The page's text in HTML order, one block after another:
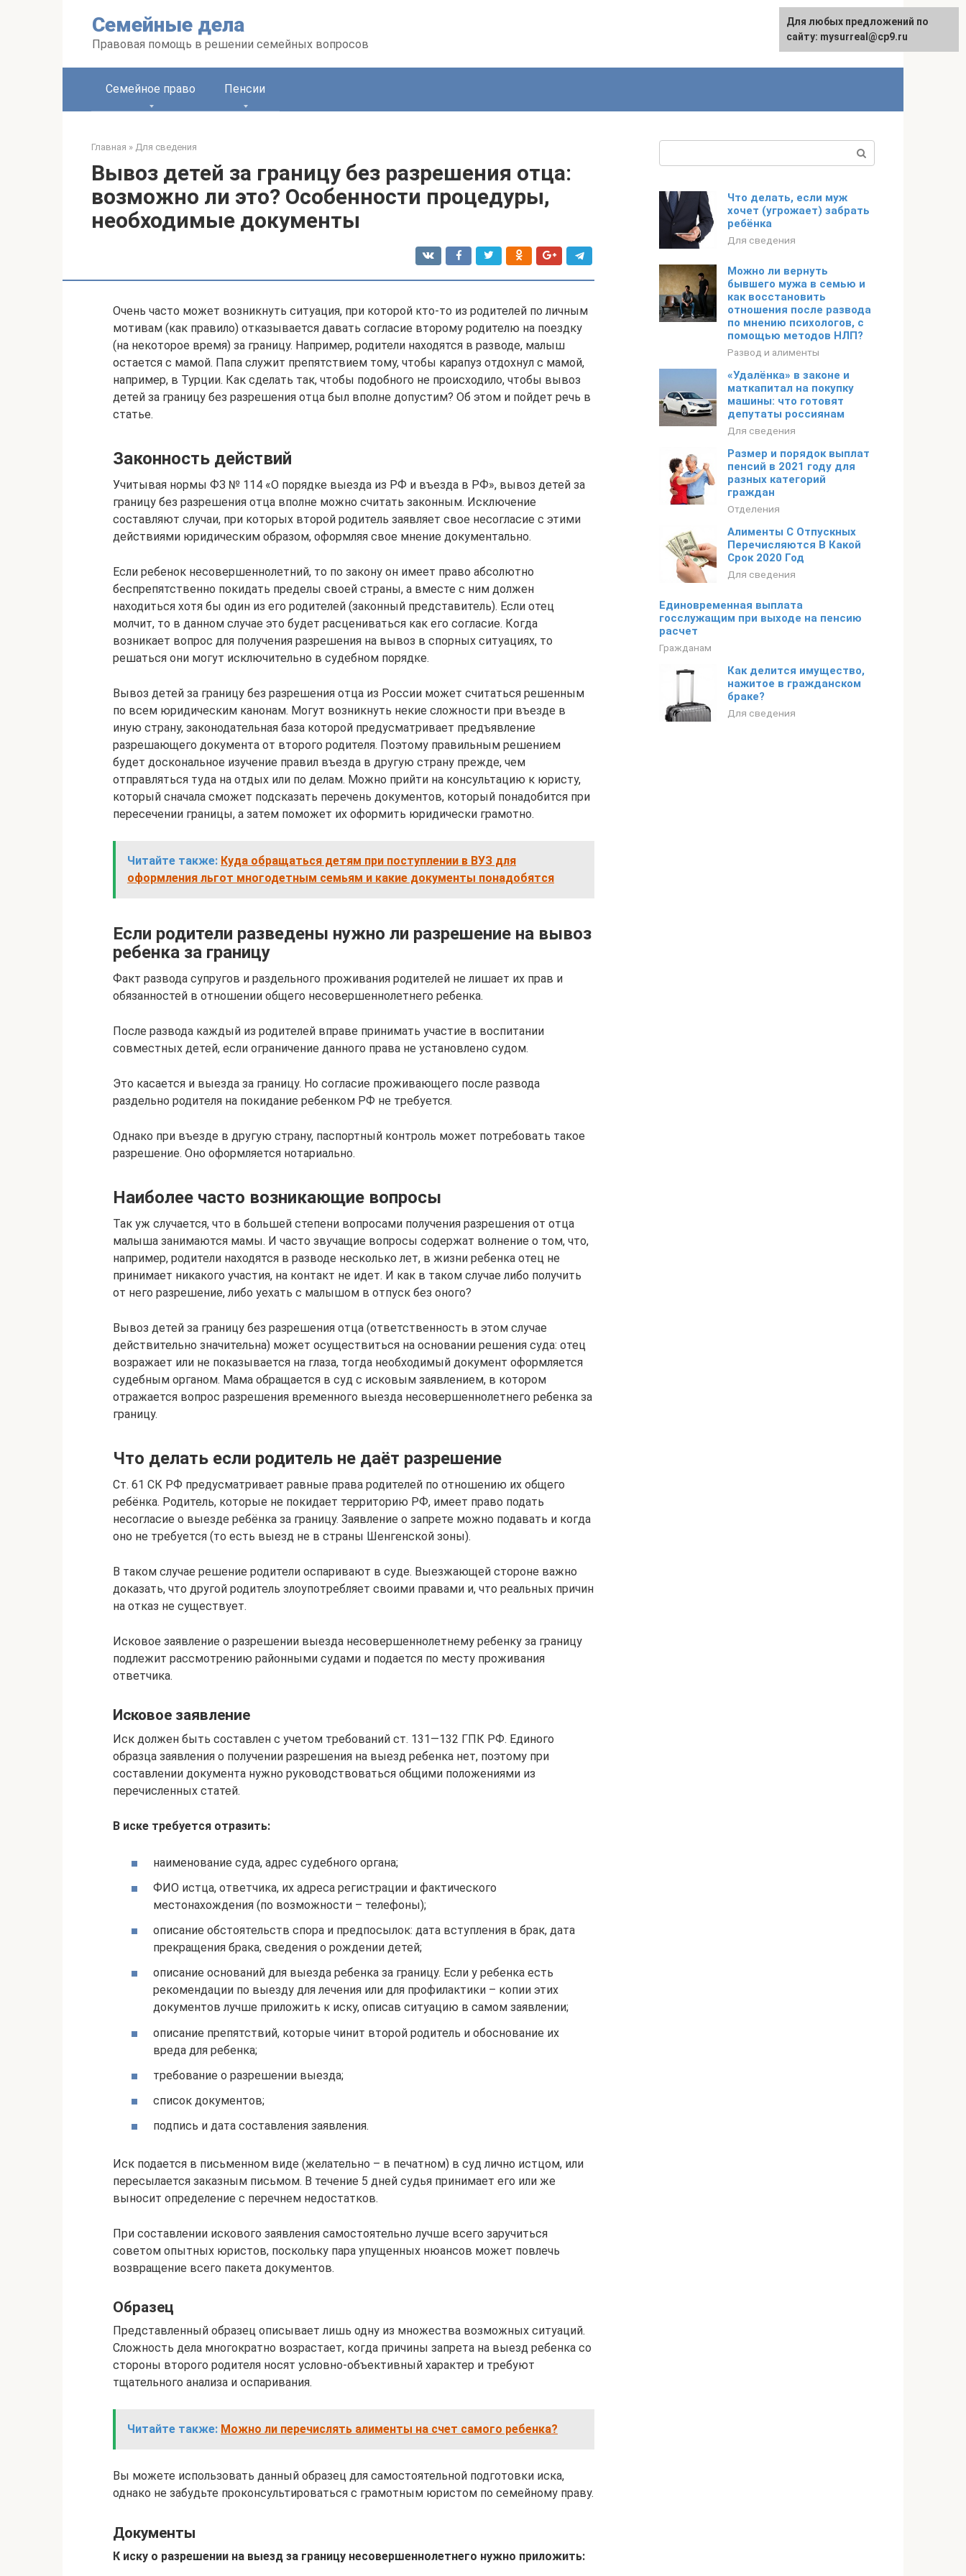
Семейные дела
Правовая помощь в решении семейных вопросов
Семейное право Пенсии
Главная » Для сведения
Вывоз детей за границу без разрешения отца:
возможно ли это? Особенности процедуры,
необходимые документы
Очень часто может возникнуть ситуация, при которой кто-то из родителей по личным
мотивам (как правило) отказывается давать согласие второму родителю на поездку
(на некоторое время) за границу. Например, родители находятся в разводе, малыш
остается с мамой. Папа служит препятствием тому, чтобы карапуз отдохнул с мамой,
например, в Турции. Как сделать так, чтобы подобного не происходило, чтобы вывоз
детей за границу без разрешения отца был вполне допустим? Об этом и пойдет речь в
статье.
Законность действий
Учитывая нормы ФЗ № 114 «О порядке выезда из РФ и въезда в РФ», вывоз детей за
границу без разрешения отца вполне можно считать законным. Исключение
составляют случаи, при которых второй родитель заявляет свое несогласие с этими
действиями юридическим образом, оформляя свое мнение документально.
Если ребенок несовершеннолетний, то по закону он имеет право абсолютно
беспрепятственно покидать пределы своей страны, а вместе с ним должен
находиться хотя бы один из его родителей (законный представитель). Если отец
молчит, то в данном случае это будет расцениваться как его согласие. Когда
возникает вопрос для получения разрешения на вывоз в спорных ситуациях, то
решаться они могут исключительно в судебном порядке.
Вывоз детей за границу без разрешения отца из России может считаться решенным
по всем юридическим канонам. Могут возникнуть некие сложности при въезде в
иную страну, законодательная база которой предусматривает предъявление
разрешающего документа от второго родителя. Поэтому правильным решением
будет доскональное изучение правил въезда в другую страну прежде, чем
отправляться туда на отдых или по делам. Можно прийти на консультацию к юристу,
который сначала сможет подсказать перечень документов, который понадобится при
пересечении границы, а затем поможет их оформить юридически грамотно.
Читайте также: Куда обращаться детям при поступлении в ВУЗ для
оформления льгот многодетным семьям и какие документы понадобятся
Если родители разведены нужно ли разрешение на вывоз
ребенка за границу
Факт развода супругов и раздельного проживания родителей не лишает их прав и
обязанностей в отношении общего несовершеннолетнего ребенка.
После развода каждый из родителей вправе принимать участие в воспитании
совместных детей, если ограничение данного права не установлено судом.
Это касается и выезда за границу. Но согласие проживающего после развода
раздельно родителя на покидание ребенком РФ не требуется.
Однако при въезде в другую страну, паспортный контроль может потребовать такое
разрешение. Оно оформляется нотариально.
Наиболее часто возникающие вопросы
Так уж случается, что в большей степени вопросами получения разрешения от отца
малыша занимаются мамы. И часто звучащие вопросы содержат волнение о том, что,
например, родители находятся в разводе несколько лет, в жизни ребенка отец не
принимает никакого участия, на контакт не идет. И как в таком случае либо получить
от него разрешение, либо уехать с малышом в отпуск без оного?
Вывоз детей за границу без разрешения отца (ответственность в этом случае
действительно значительна) может осуществиться на основании решения суда: отец
возражает или не показывается на глаза, тогда необходимый документ оформляется
судебным органом. Мама обращается в суд с исковым заявлением, в котором
отражается вопрос разрешения временного выезда несовершеннолетнего ребенка за
границу.
Что делать если родитель не даёт разрешение
Ст. 61 СК РФ предусматривает равные права родителей по отношению их общего
ребёнка. Родитель, которые не покидает территорию РФ, имеет право подать
несогласие о выезде ребёнка за границу. Заявление о запрете можно подавать и когда
оно не требуется (то есть выезд не в страны Шенгенской зоны).
В таком случае решение родители оспаривают в суде. Выезжающей стороне важно
доказать, что другой родитель злоупотребляет своими правами и, что реальных причин
на отказ не существует.
Исковое заявление о разрешении выезда несовершеннолетнему ребенку за границу
подлежит рассмотрению районными судами и подается по месту проживания
ответчика.
Исковое заявление
Иск должен быть составлен с учетом требований ст. 131—132 ГПК РФ. Единого
образца заявления о получении разрешения на выезд ребенка нет, поэтому при
составлении документа нужно руководствоваться общими положениями из
перечисленных статей.
В иске требуется отразить:
наименование суда, адрес судебного органа;
ФИО истца, ответчика, их адреса регистрации и фактического
местонахождения (по возможности – телефоны);
описание обстоятельств спора и предпосылок: дата вступления в брак, дата
прекращения брака, сведения о рождении детей;
описание оснований для выезда ребенка за границу. Если у ребенка есть
рекомендации по выезду для лечения или для профилактики – копии этих
документов лучше приложить к иску, описав ситуацию в самом заявлении;
описание препятствий, которые чинит второй родитель и обоснование их
вреда для ребенка;
требование о разрешении выезда;
список документов;
подпись и дата составления заявления.
Иск подается в письменном виде (желательно – в печатном) в суд лично истцом, или
пересылается заказным письмом. В течение 5 дней судья принимает его или же
выносит определение с перечнем недостатков.
При составлении искового заявления самостоятельно лучше всего заручиться
советом опытных юристов, поскольку пара упущенных нюансов может повлечь
возвращение всего пакета документов.
Образец
Представленный образец описывает лишь одну из множества возможных ситуаций.
Сложность дела многократно возрастает, когда причины запрета на выезд ребенка со
стороны второго родителя носят условно-объективный характер и требуют
тщательного анализа и оспаривания.
Читайте также: Можно ли перечислять алименты на счет самого ребенка?
Вы можете использовать данный образец для самостоятельной подготовки иска,
однако не забудьте проконсультироваться с грамотным юристом по семейному праву.
Документы
К иску о разрешении на выезд за границу несовершеннолетнего нужно приложить:
Что делать, если муж
хочет (угрожает) забрать
ребёнка
Для сведения
Можно ли вернуть
бывшего мужа в семью и
как восстановить
отношения после развода
по мнению психологов, с
помощью методов НЛП?
Развод и алименты
«Удалёнка» в законе и
маткапитал на покупку
машины: что готовят
депутаты россиянам
Для сведения
Размер и порядок выплат
пенсий в 2021 году для
разных категорий
граждан
Отделения
Алименты С Отпускных
Перечисляются В Какой
Срок 2020 Год
Для сведения
Единовременная выплата
госслужащим при выходе на пенсию
расчет
Гражданам
Как делится имущество,
нажитое в гражданском
браке?
Для сведения
Для любых предложений по
сайту: mysurreal@cp9.ru